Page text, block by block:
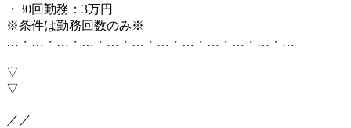
・30回勤務：3万円
※条件は勤務回数のみ※
…・…・…・…・…・…・…・…・…・…・…・…
▽
▽
／／